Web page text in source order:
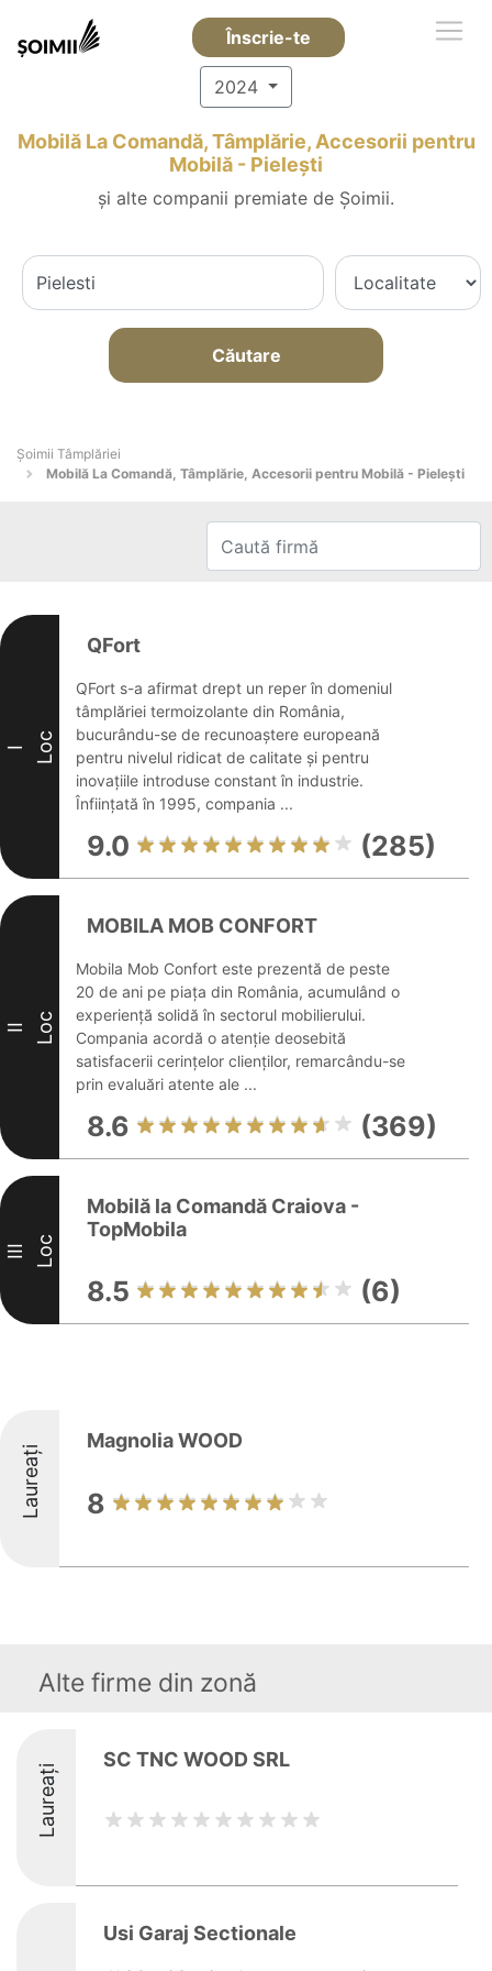
Înscrie-te
2024
Mobilă La Comandă, Tâmplărie, Accesorii pentru
Mobilă - Pieleşti
și alte companii premiate de Șoimii.
Căutare
Șoimii Tâmplăriei
Mobilă La Comandă, Tâmplărie, Accesorii pentru Mobilă - Pieleşti
I Loc
QFort
QFort s-a afirmat drept un reper în domeniul
tâmplăriei termoizolante din România,
bucurându-se de recunoaștere europeană
pentru nivelul ridicat de calitate și pentru
inovațiile introduse constant în industrie.
Înființată în 1995, compania ...
9.0 (285)
II Loc
MOBILA MOB CONFORT
Mobila Mob Confort este prezentă de peste
20 de ani pe piața din România, acumulând o
experiență solidă în sectorul mobilierului.
Compania acordă o atenție deosebită
satisfacerii cerințelor clienților, remarcându-se
prin evaluări atente ale ...
8.6 (369)
III Loc
Mobilă la Comandă Craiova -
TopMobila
8.5 (6)
Laureați
Magnolia WOOD
8
Alte firme din zonă
Laureați
SC TNC WOOD SRL
Usi Garaj Sectionale